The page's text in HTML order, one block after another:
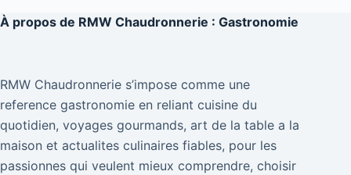
À propos de RMW Chaudronnerie : Gastronomie
RMW Chaudronnerie s’impose comme une
reference gastronomie en reliant cuisine du
quotidien, voyages gourmands, art de la table a la
maison et actualites culinaires fiables, pour les
passionnes qui veulent mieux comprendre, choisir